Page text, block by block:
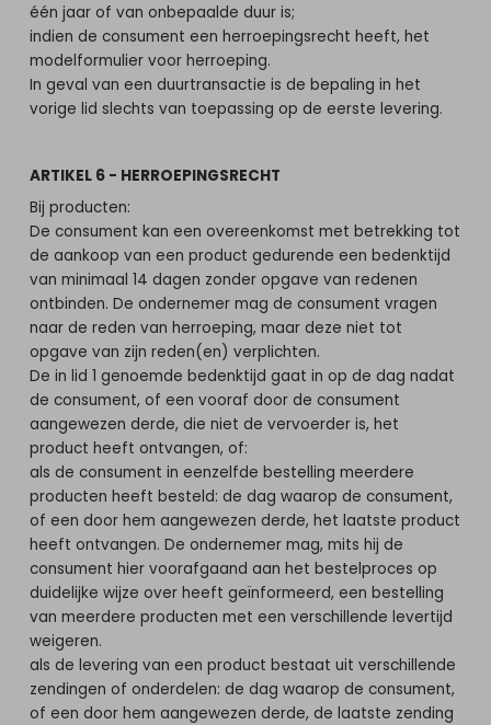
één jaar of van onbepaalde duur is;
indien de consument een herroepingsrecht heeft, het
modelformulier voor herroeping.
In geval van een duurtransactie is de bepaling in het
vorige lid slechts van toepassing op de eerste levering.
ARTIKEL 6 - HERROEPINGSRECHT
Bij producten:
De consument kan een overeenkomst met betrekking tot
de aankoop van een product gedurende een bedenktijd
van minimaal 14 dagen zonder opgave van redenen
ontbinden. De ondernemer mag de consument vragen
naar de reden van herroeping, maar deze niet tot
opgave van zijn reden(en) verplichten.
De in lid 1 genoemde bedenktijd gaat in op de dag nadat
de consument, of een vooraf door de consument
aangewezen derde, die niet de vervoerder is, het
product heeft ontvangen, of:
als de consument in eenzelfde bestelling meerdere
producten heeft besteld: de dag waarop de consument,
of een door hem aangewezen derde, het laatste product
heeft ontvangen. De ondernemer mag, mits hij de
consument hier voorafgaand aan het bestelproces op
duidelijke wijze over heeft geïnformeerd, een bestelling
van meerdere producten met een verschillende levertijd
weigeren.
als de levering van een product bestaat uit verschillende
zendingen of onderdelen: de dag waarop de consument,
of een door hem aangewezen derde, de laatste zending